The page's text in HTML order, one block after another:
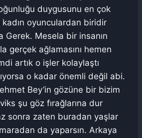
duygusunu en çok
oyunculardan biridir
Gerek. Mesela bir insanın
gerçek ağlamasını hemen
artık o işler kolaylaştı
o kadar önemli değil abi.
Bey’in gözüne bir bizim
şu göz fırağlarına dur
sonra zaten buradan yaşlar
da yaparsın. Arkaya